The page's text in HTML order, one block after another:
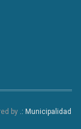
by .: Municipalidad